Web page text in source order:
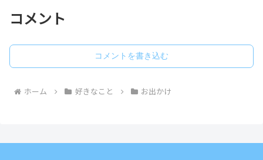
コメント
コメントを書き込む
ホーム 好きなこと お出かけ